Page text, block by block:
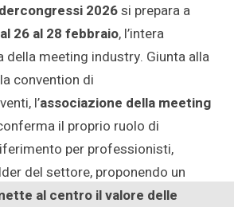
2026si prepara a
26 al 28 febbraio, l’intera
della meeting industry. Giunta alla
convention di
l’associazione della meeting
il proprio ruolo di
per professionisti,
del settore, proponendo un
al centro il valore delle